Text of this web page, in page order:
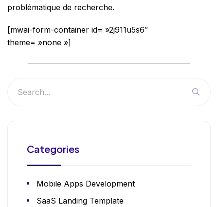
problématique de recherche.
[mwai-form-container id= »2j911u5s6″
theme= »none »]
Categories
Mobile Apps Development
SaaS Landing Template